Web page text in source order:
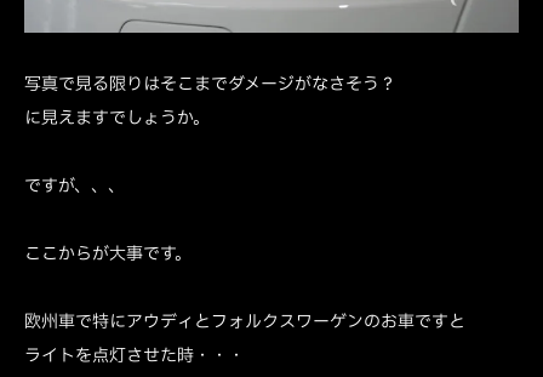
写真で見る限りはそこまでダメージがなさそう？
に見えますでしょうか。
ですが、、、
ここからが大事です。
欧州車で特にアウディとフォルクスワーゲンのお車ですと
ライトを点灯させた時・・・